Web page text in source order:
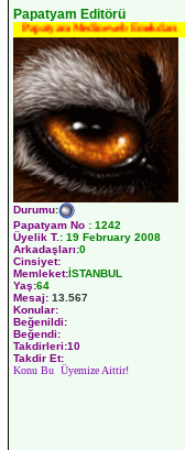
Papatyam Editörü
Papatyam Medineweb Emekdarı
Durumu:
Papatyam No : 1242
Üyelik T.: 19 February 2008
Arkadaşları:0
Cinsiyet:
Memleket:İSTANBUL
Yaş:64
Mesaj: 13.567
Konular:
Beğenildi:
Beğendi:
Takdirleri:10
Takdir Et:
Konu Bu Üyemize Aittir!